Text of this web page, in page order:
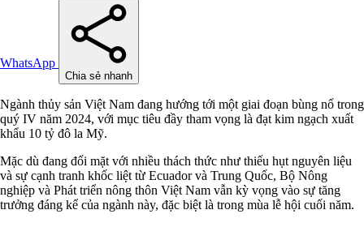
WhatsApp
Chia sẻ nhanh
Ngành thủy sản Việt Nam đang hướng tới một giai đoạn bùng nổ trong
quý IV năm 2024, với mục tiêu đầy tham vọng là đạt kim ngạch xuất
khẩu 10 tỷ đô la Mỹ.
Mặc dù đang đối mặt với nhiều thách thức như thiếu hụt nguyên liệu
và sự cạnh tranh khốc liệt từ Ecuador và Trung Quốc, Bộ Nông
nghiệp và Phát triển nông thôn Việt Nam vẫn kỳ vọng vào sự tăng
trưởng đáng kể của ngành này, đặc biệt là trong mùa lễ hội cuối năm.